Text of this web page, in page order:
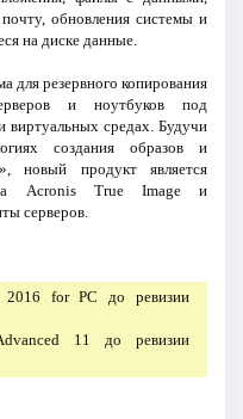
обновления системы и
на диске данные.
для резервного копирования
и ноутбуков под
виртуальных средах. Будучи
создания образов и
новый продукт является
Acronis True Image и
серверов.
2016 for PC до ревизии
11 до ревизии